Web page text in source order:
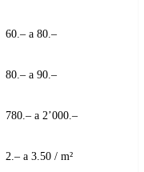
60.– a 80.–
80.– a 90.–
780.– a 2’000.–
2.– a 3.50 / m²